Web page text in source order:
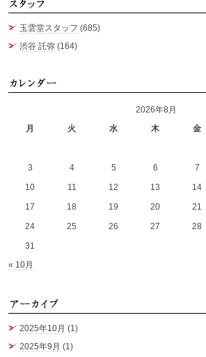
玉雲堂スタッフ (685)
渋谷 託弥 (164)
2026年8月
月
火 水 木 金
3
4 5 6 7
10
11 12 13 14
17
18 19 20 21
24
25 26 27 28
31
« 10月
2025年10月 (1)
2025年9月 (1)